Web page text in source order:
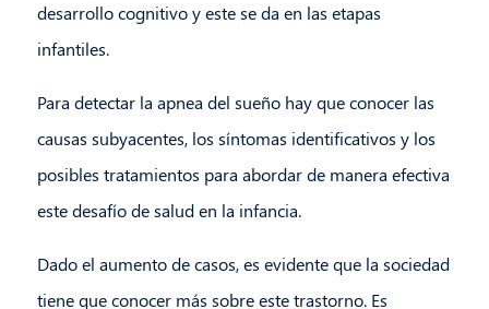
desarrollo cognitivo y este se da en las etapas
infantiles.
Para detectar la apnea del sueño hay que conocer las
causas subyacentes, los síntomas identificativos y los
posibles tratamientos para abordar de manera efectiva
este desafío de salud en la infancia.
Dado el aumento de casos, es evidente que la sociedad
tiene que conocer más sobre este trastorno. Es